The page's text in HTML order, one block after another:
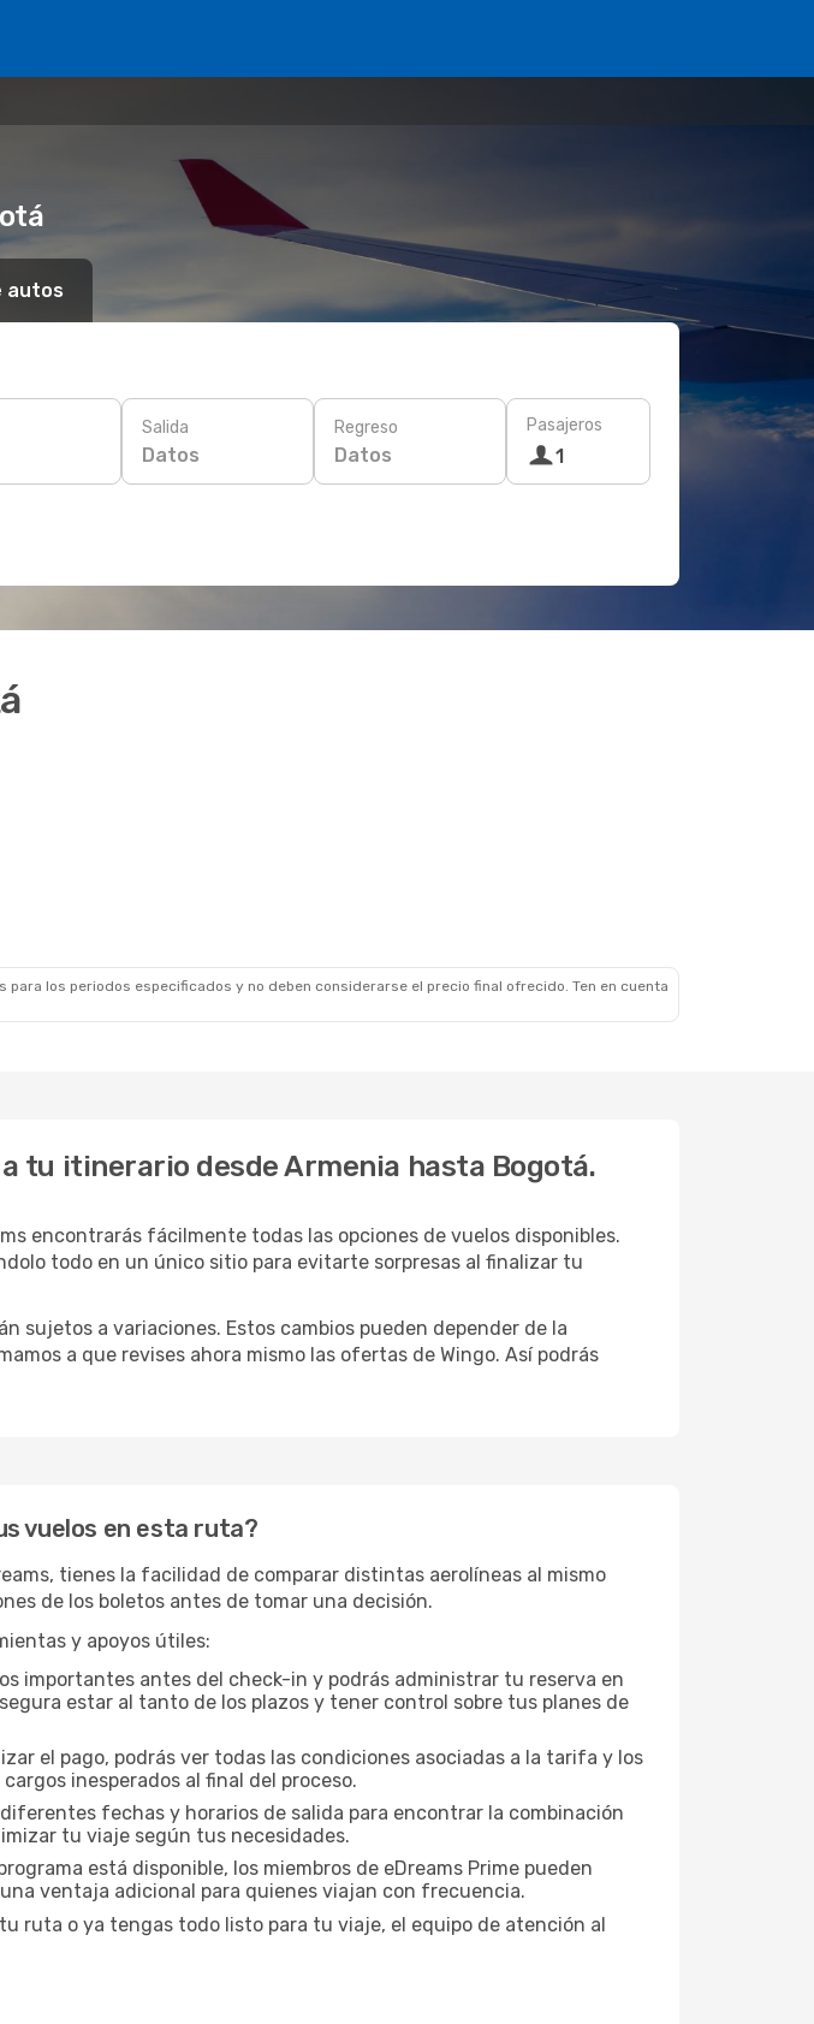
autos
Salida
Datos
Regreso
Datos
Pasajeros
1
los periodos especificados y no deben considerarse el precio final ofrecido. Ten en cuenta
tu itinerario desde Armenia hasta Bogotá.
encontrarás fácilmente todas las opciones de vuelos disponibles.
todo en un único sitio para evitarte sorpresas al finalizar tu
sujetos a variaciones. Estos cambios pueden depender de la
a que revises ahora mismo las ofertas de Wingo. Así podrás
vuelos en esta ruta?
tienes la facilidad de comparar distintas aerolíneas al mismo
de los boletos antes de tomar una decisión.
y apoyos útiles:
importantes antes del check-in y podrás administrar tu reserva en
estar al tanto de los plazos y tener control sobre tus planes de
el pago, podrás ver todas las condiciones asociadas a la tarifa y los
inesperados al final del proceso.
fechas y horarios de salida para encontrar la combinación
tu viaje según tus necesidades.
está disponible, los miembros de eDreams Prime pueden
ventaja adicional para quienes viajan con frecuencia.
ruta o ya tengas todo listo para tu viaje, el equipo de atención al